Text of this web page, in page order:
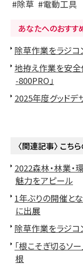
除草
電動工具
あなたへのおすす
除草作業をラジ
地拵え作業を安全
-800PRO」
2025年度グッドデ
〈関連記事〉 こち
2022森林・林業
魅力をアピール
1年ぶりの開催と
に出展
除草作業をラジ
「根こそぎ切るソ
根